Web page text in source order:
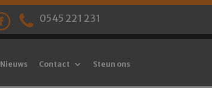
0545 221 231
Nieuws Contact Steun ons